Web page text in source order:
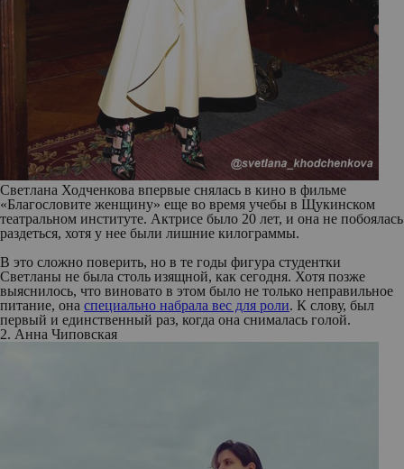
Светлана Ходченкова впервые снялась в кино в фильме
«Благословите женщину» еще во время учебы в Щукинском
театральном институте. Актрисе было 20 лет, и она не побоялась
раздеться, хотя у нее были лишние килограммы.
В это сложно поверить, но в те годы фигура студентки
Светланы не была столь изящной, как сегодня. Хотя позже
выяснилось, что виновато в этом было не только неправильное
питание, она специально набрала вес для роли. К слову, был
первый и единственный раз, когда она снималась голой.
2. Анна Чиповская